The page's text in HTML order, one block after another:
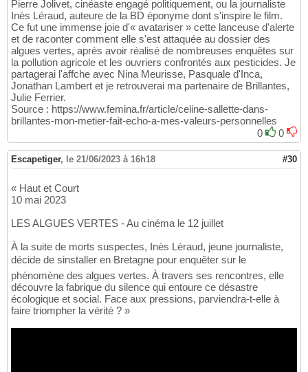
Pierre Jolivet, cinéaste engagé politiquement, ou la journaliste
Inès Léraud, auteure de la BD éponyme dont s'inspire le film.
Ce fut une immense joie d'« avatariser » cette lanceuse d'alerte
et de raconter comment elle s'est attaquée au dossier des
algues vertes, après avoir réalisé de nombreuses enquêtes sur
la pollution agricole et les ouvriers confrontés aux pesticides. Je
partagerai l'affche avec Nina Meurisse, Pasquale d'Inca,
Jonathan Lambert et je retrouverai ma partenaire de Brillantes,
Julie Ferrier.
Source : https://www.femina.fr/article/celine-sallette-dans-
brillantes-mon-metier-fait-echo-a-mes-valeurs-personnelles
0
0
Escapetiger, le 21/06/2023 à 16h18 #30
« Haut et Court
10 mai 2023
LES ALGUES VERTES - Au cinéma le 12 juillet
À la suite de morts suspectes, Inès Léraud, jeune journaliste,
décide de sinstaller en Bretagne pour enquêter sur le
phénomène des algues vertes. À travers ses rencontres, elle
découvre la fabrique du silence qui entoure ce désastre
écologique et social. Face aux pressions, parviendra-t-elle à
faire triompher la vérité ? »